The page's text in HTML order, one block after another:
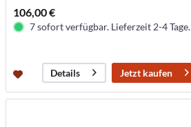
106,00 €
7 sofort verfügbar. Lieferzeit 2-4 Tage.
Details Jetzt kaufen